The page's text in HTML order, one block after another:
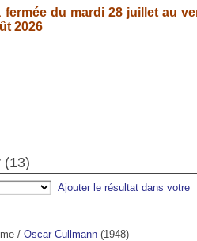
du mardi 28 juillet au
2026
(13)
Ajouter le résultat dans votre
/ Oscar Cullmann (1948)